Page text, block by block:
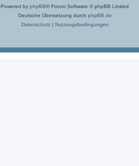
Powered by phpBB® Forum Software © phpBB Limited
Deutsche Übersetzung durch phpBB.de
Datenschutz| Nutzungsbedingungen